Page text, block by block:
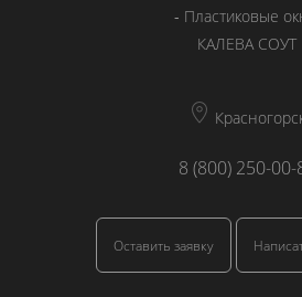
- Пластиковые
КАЛЕВА СОУТ
8 (800) 250-00-
Оставить заявку